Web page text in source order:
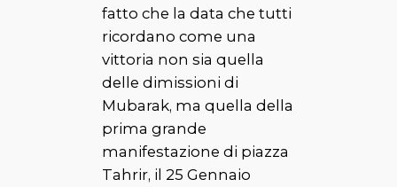
fatto che la data che tutti
ricordano come una
vittoria non sia quella
delle dimissioni di
Mubarak, ma quella della
prima grande
manifestazione di piazza
Tahrir, il 25 Gennaio